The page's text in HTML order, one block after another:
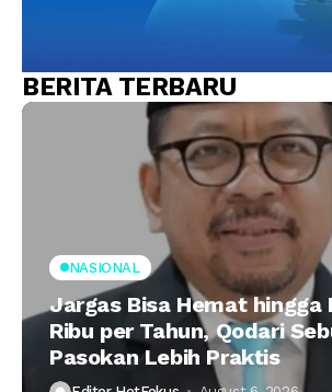
BERITA TERBARU
NASIONAL
Jargas Bisa Hemat hingga
Ribu per Tahun, Qodari
Pasokan Lebih Praktis